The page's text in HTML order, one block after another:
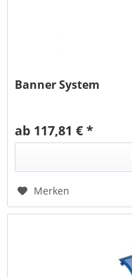
Banner System
ab 117,81 € *
Merken